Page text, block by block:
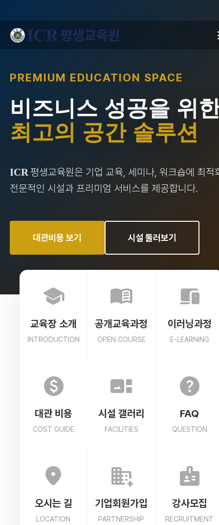
PREMIUM EDUCATION SPACE
비즈니스 성공을 위
최고의 공간 솔루션
ICR평생교육원은 기업 교육, 세미나, 워크숍에 최적
전문적인 시설과 프리미엄 서비스를 제공합니다.
대관비용 보기 시설 둘러보기
school
교육장 소개
INTRODUCTION
menu_book
공개교육과정
OPEN COURSE
devices
이러닝과정
E-LEARNING
monetization_on
대관 비용
COST GUIDE
gallery_thumbnail
시설 갤러리
FACILITIES
help
FAQ
QUESTION
location_on
오시는 길
LOCATION
domain_add
기업회원가입
PARTNERSHIP
badge
강사모집
RECRUITMENT